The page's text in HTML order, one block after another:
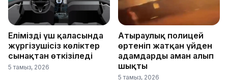
Еліміздің үш қаласында
жүргізушісіз көліктер
сынақтан өткізіледі
5 тамыз, 2026
Атыраулық полицей
өртеніп жатқан үйден
адамдарды аман алып
шықты
5 тамыз, 2026